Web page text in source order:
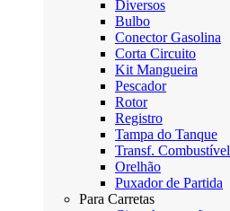
Diversos
Bulbo
Conector Gasolina
Corta Circuito
Kit Mangueira
Pescador
Rotor
Registro
Tampa do Tanque
Transf. Combustível
Orelhão
Puxador de Partida
Para Carretas